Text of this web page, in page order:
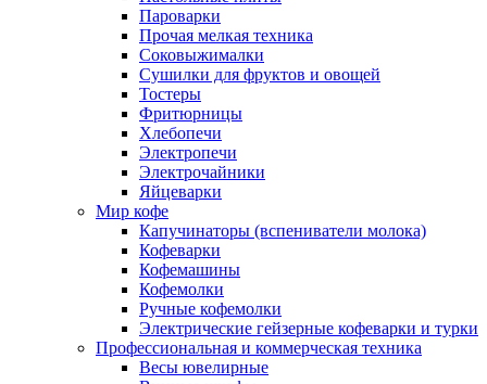
Пароварки
Прочая мелкая техника
Соковыжималки
Сушилки для фруктов и овощей
Тостеры
Фритюрницы
Хлебопечи
Электропечи
Электрочайники
Яйцеварки
Мир кофе
Капучинаторы (вспениватели молока)
Кофеварки
Кофемашины
Кофемолки
Ручные кофемолки
Электрические гейзерные кофеварки и турки
Профессиональная и коммерческая техника
Весы ювелирные